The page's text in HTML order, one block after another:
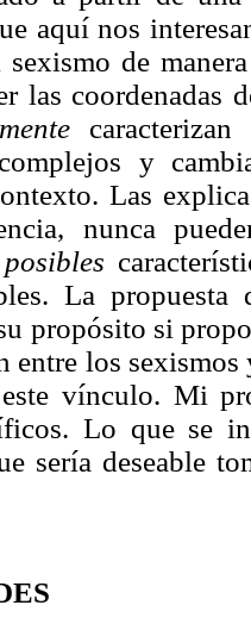
aquí nos
de
las coordenadas
y
Las
nunca
posibles
La
propósito si
entre los
vínculo. Mi
Lo que se
sería deseable